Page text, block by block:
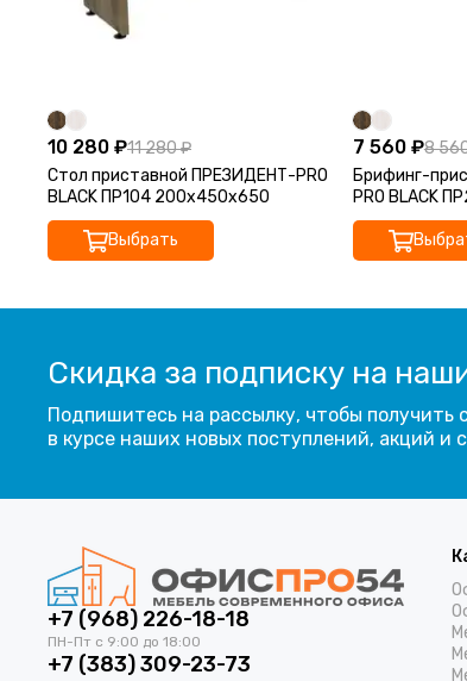
10 280 ₽11 280 ₽
Стол приставной ПРЕЗИДЕНТ-PRO
BLACK ПР104 200х450х650
Выбрать
7 560 ₽8
Брифинг-
PRO BLACK
Скидка за подписку на
Подпишитесь на рассылку, чтобы получить
в курсе наших новых поступлений, акций и
+7 (968) 226-18-18
+7 (383) 309-23-73